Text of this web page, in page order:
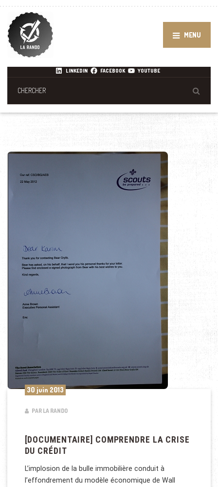
MENU
LINKEDIN FACEBOOK YOUTUBE
30 juin 2013
PAR LA RANDO
[DOCUMENTAIRE] COMPRENDRE LA CRISE
DU CRÉDIT
L’implosion de la bulle immobilière conduit à
l’effondrement du modèle économique de Wall